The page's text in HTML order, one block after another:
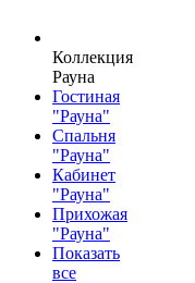
Коллекция
Рауна
Гостиная
"Рауна"
Спальня
"Рауна"
Кабинет
"Рауна"
Прихожая
"Рауна"
Показать
все